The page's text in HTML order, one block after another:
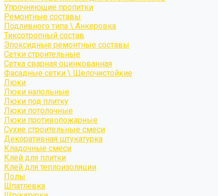
Упрочняющие пропитки
Ремонтные составы
Подливного типа \ Анкеровка
Тиксотропный состав
Эпоксидные ремонтные составы
Сетки строительные
Сетка сварная оцинкованная
Фасадные сетки \ Щелочистойкие
Люки
Люки напольные
Люки под плитку
Люки потолочные
Люки противопожарные
Сухие строительные смеси
Декоративная штукатурка
Кладочные смеси
Клей для плитки
Клей для теплоизоляции
Полы
Шпатлевка